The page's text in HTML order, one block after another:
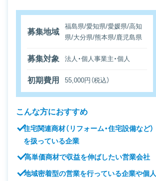
募集地域
福島県/愛知県/愛媛県/高知
県/大分県/熊本県/鹿児島県
募集対象 法人・個人事業主・個人
初期費用 55,000円（税込）
こんな方におすすめ
住宅関連商材（リフォーム・住宅設備など）
を扱っている企業
高単価商材で収益を伸ばしたい営業会社
地域密着型の営業を行っている企業や個人